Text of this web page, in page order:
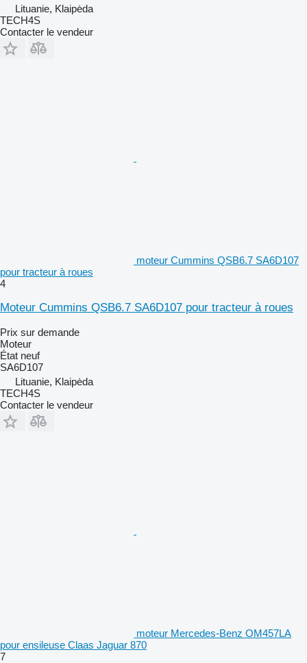
Lituanie, Klaipėda
TECH4S
Contacter le vendeur
moteur Cummins QSB6.7 SA6D107
pour tracteur à roues
4
Moteur Cummins QSB6.7 SA6D107 pour tracteur à roues
Prix sur demande
Moteur
État neuf
SA6D107
Lituanie, Klaipėda
TECH4S
Contacter le vendeur
moteur Mercedes-Benz OM457LA
pour ensileuse Claas Jaguar 870
7